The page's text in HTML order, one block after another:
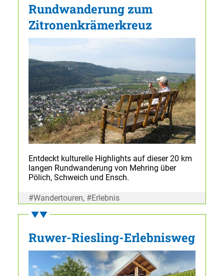
Rundwanderung zum
Zitronenkrämerkreuz
Entdeckt kulturelle Highlights auf dieser 20 km
langen Rundwanderung von Mehring über
Pölich, Schweich und Ensch.
#Wandertouren, #Erlebnis
Ruwer-Riesling-Erlebnisweg